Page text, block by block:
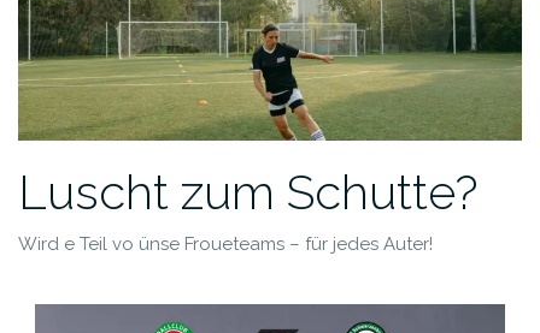
Luscht zum Schutte?
Wird e Teil vo ünse Froueteams – für jedes Auter!